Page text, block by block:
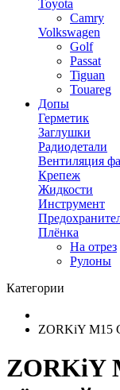
Toyota
Camry
Volkswagen
Golf
Passat
Tiguan
Touareg
Допы
Герметик
Заглушки
Радиодетали
Вентиляция
Крепеж
Жидкости
Инструмент
Плёнка
На отрез
Рулоны
Категории
ZORKiY M15
ZORKiY